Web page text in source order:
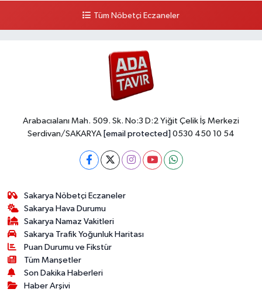
Tüm Nöbetçi Eczaneler
Arabacıalanı Mah. 509. Sk. No:3 D:2 Yiğit Çelik İş Merkezi
Serdivan/SAKARYA [email protected] 0530 450 10 54
Sakarya Nöbetçi Eczaneler
Sakarya Hava Durumu
Sakarya Namaz Vakitleri
Sakarya Trafik Yoğunluk Haritası
Puan Durumu ve Fikstür
Tüm Manşetler
Son Dakika Haberleri
Haber Arşivi